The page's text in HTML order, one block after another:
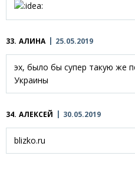
33. АЛИНА 25.05.2019
эх, было бы супер такую же
Украины
34. АЛЕКСЕЙ 30.05.2019
blizko.ru